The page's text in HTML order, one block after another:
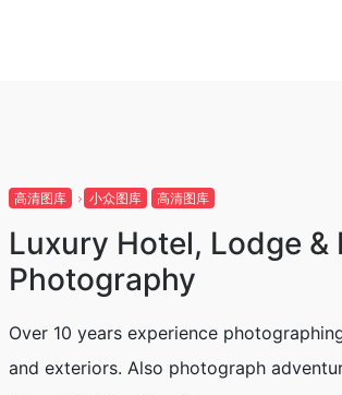
高清图库 小众图库 高清图库
Luxury Hotel, Lodge
Photography
Over 10 years experience
and exteriors. Also photograph